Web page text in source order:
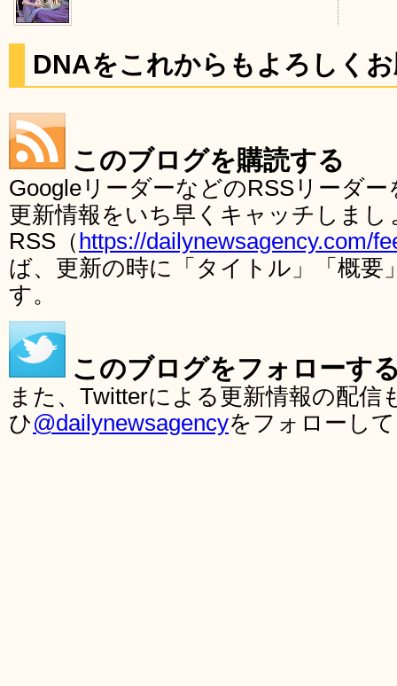
DNAをこれからもよろしく
このブログを購読する
GoogleリーダーなどのRSSリーダ
更新情報をいち早くキャッチしま
RSS（ https://dailynewsagency.com/
ば、更新の時に「タイトル」「概要
す。
このブログをフォローす
また、Twitterによる更新情報の配
ひ@dailynewsagencyをフォローし